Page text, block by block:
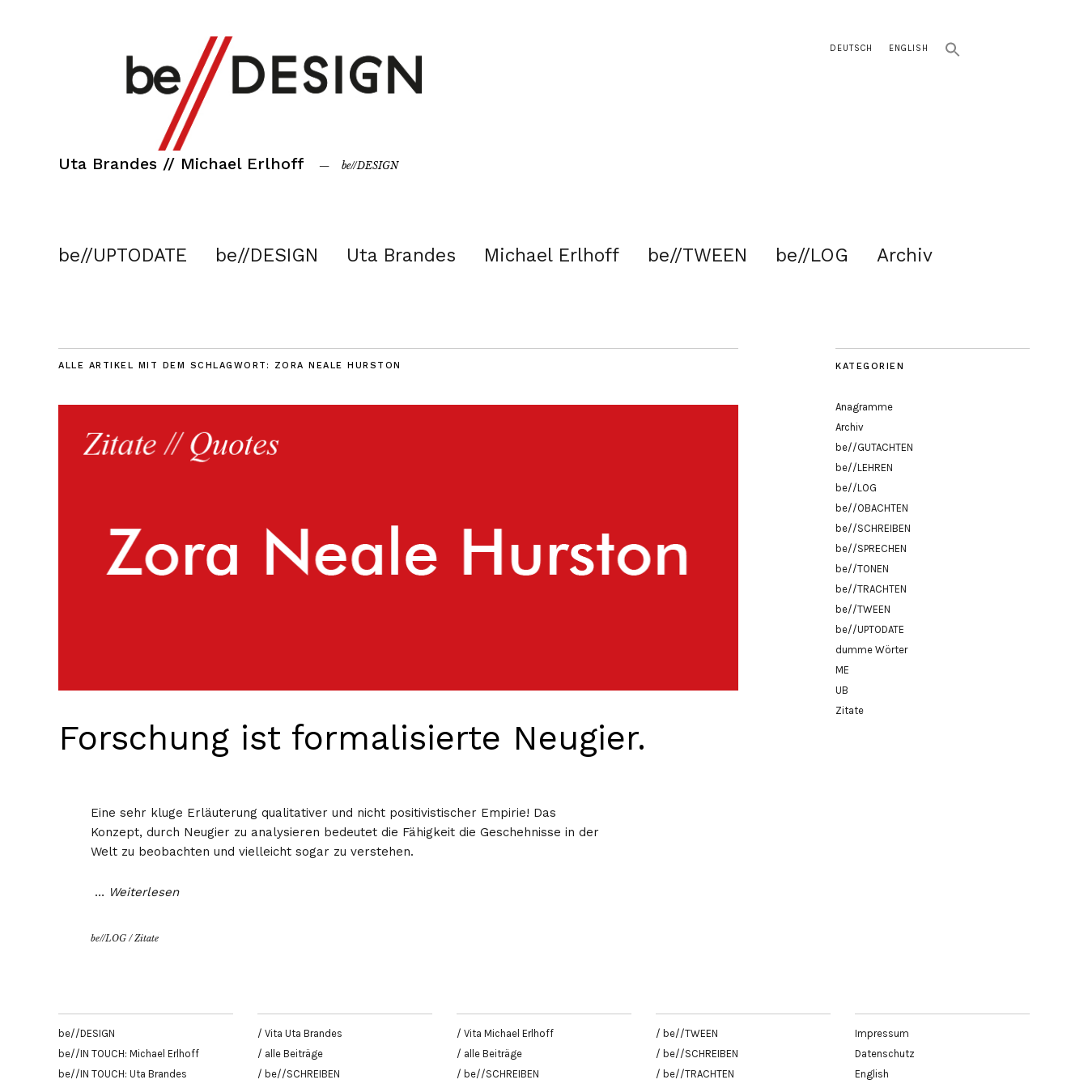
DEUTSCH ENGLISH
Uta Brandes // Michael Erlhoff be//DESIGN
be//UPTODATE be//DESIGN Uta Brandes Michael Erlhoff be//TWEEN be//LOG Archiv
ALLE ARTIKEL MIT DEM SCHLAGWORT: ZORA NEALE HURSTON
Forschung ist formalisierte Neugier.
Eine sehr kluge Erläuterung qualitativer und nicht positivistischer Empirie! Das
Konzept, durch Neugier zu analysieren bedeutet die Fähigkeit die Geschehnisse in der
Welt zu beobachten und vielleicht sogar zu verstehen.
… Weiterlesen
be//LOG /Zitate
KATEGORIEN
Anagramme
Archiv
be//GUTACHTEN
be//LEHREN
be//LOG
be//OBACHTEN
be//SCHREIBEN
be//SPRECHEN
be//TONEN
be//TRACHTEN
be//TWEEN
be//UPTODATE
dumme Wörter
ME
UB
Zitate
be//DESIGN
be//IN TOUCH: Michael Erlhoff
be//IN TOUCH: Uta Brandes
/ Vita Uta Brandes
/ alle Beiträge
/ be//SCHREIBEN
/ Vita Michael Erlhoff
/ alle Beiträge
/ be//SCHREIBEN
/ be//TWEEN
/ be//SCHREIBEN
/ be//TRACHTEN
Impressum
Datenschutz
English